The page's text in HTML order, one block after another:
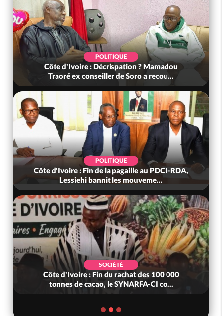
POLITIQUE
Côte d'Ivoire : Décrispation ? Mamadou
Traoré ex conseiller de Soro a recou...
POLITIQUE
Côte d'Ivoire : Fin de la pagaille au PDCI-RDA,
Lessiehi bannit les mouveme...
SOCIÉTÉ
Côte d'Ivoire : Fin du rachat des 100 000
tonnes de cacao, le SYNARFA-CI co...
Côte